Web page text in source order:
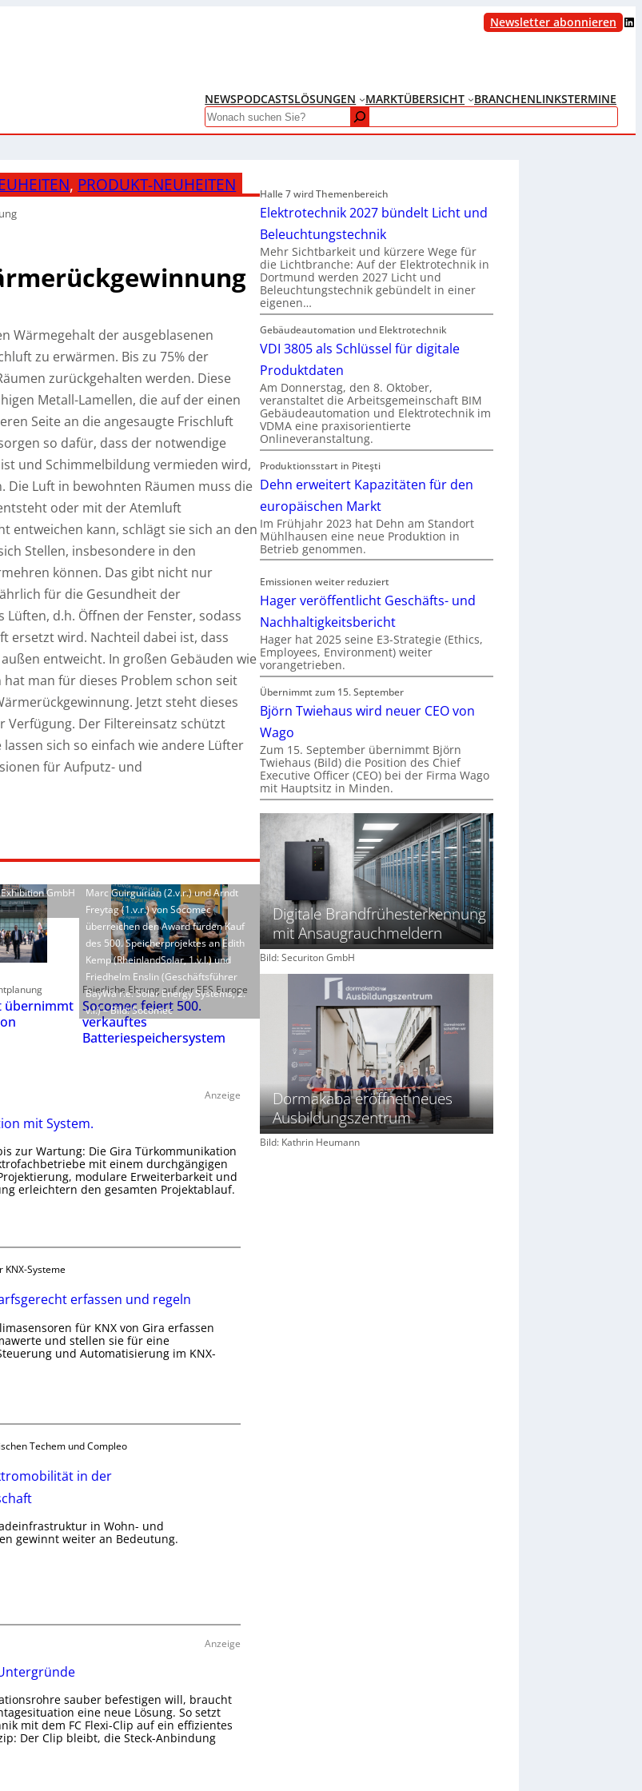
Newsletter abonnieren LinkedIn
NEWSPODCASTSLÖSUNGEN MARKTÜBERSICHT BRANCHENLINKSTERMINE
Search
, PRODUKT-NEUHEITEN
Wärmegehalt der ausgeblasenen
zu erwärmen. Bis zu 75% der
zurückgehalten werden. Diese
Metall-Lamellen, die auf der einen
Seite an die angesaugte Frischluft
so dafür, dass der notwendige
und Schimmelbildung vermieden wird,
Die Luft in bewohnten Räumen muss die
oder mit der Atemluft
entweichen kann, schlägt sie sich an den
Stellen, insbesondere in den
können. Das gibt nicht nur
für die Gesundheit der
d.h. Öffnen der Fenster, sodass
ersetzt wird. Nachteil dabei ist, dass
entweicht. In großen Gebäuden wie
man für dieses Problem schon seit
Jetzt steht dieses
Der Filtereinsatz schützt
sich so einfach wie andere Lüfter
für Aufputz- und
GmbH
übernimmt
Marc Guirguirian (2.v.r.) und Arndt
Freytag (1.v.r.) von Socomec
überreichen den Award fürden Kauf
des 500. Speicherprojektes an Edith
Kemp (RheinlandSolar, 1.v.l.) und
Friedhelm Enslin (Geschäftsführer
BayWa r.e. Solar Energy Systems, 2.
v.l.) – Bild: Socomec
Feierliche Ehrung auf der EES Europe
Socomec feiert 500.
verkauftes
Batteriespeichersystem
Anzeige
mit System.
zur Wartung: Die Gira Türkommunikation
mit einem durchgängigen
modulare Erweiterbarkeit und
erleichtern den gesamten Projektablauf.
KNX-Systeme
erfassen und regeln
für KNX von Gira erfassen
und stellen sie für eine
und Automatisierung im KNX-
Techem und Compleo
in der
in Wohn- und
gewinnt weiter an Bedeutung.
Anzeige
sauber befestigen will, braucht
eine neue Lösung. So setzt
mit dem FC Flexi-Clip auf ein effizientes
Der Clip bleibt, die Steck-Anbindung
Halle 7 wird Themenbereich
Elektrotechnik 2027 bündelt Licht und
Beleuchtungstechnik
Mehr Sichtbarkeit und kürzere Wege für
die Lichtbranche: Auf der Elektrotechnik in
Dortmund werden 2027 Licht und
Beleuchtungstechnik gebündelt in einer
eigenen…
Gebäudeautomation und Elektrotechnik
VDI 3805 als Schlüssel für digitale
Produktdaten
Am Donnerstag, den 8. Oktober,
veranstaltet die Arbeitsgemeinschaft BIM
Gebäudeautomation und Elektrotechnik im
VDMA eine praxisorientierte
Onlineveranstaltung.
Produktionsstart in Piteşti
Dehn erweitert Kapazitäten für den
europäischen Markt
Im Frühjahr 2023 hat Dehn am Standort
Mühlhausen eine neue Produktion in
Betrieb genommen.
Emissionen weiter reduziert
Hager veröffentlicht Geschäfts- und
Nachhaltigkeitsbericht
Hager hat 2025 seine E3-Strategie (Ethics,
Employees, Environment) weiter
vorangetrieben.
Übernimmt zum 15. September
Björn Twiehaus wird neuer CEO von
Wago
Zum 15. September übernimmt Björn
Twiehaus (Bild) die Position des Chief
Executive Officer (CEO) bei der Firma Wago
mit Hauptsitz in Minden.
Digitale Brandfrühesterkennung
mit Ansaugrauchmeldern
Bild: Securiton GmbH
Dormakaba eröffnet neues
Ausbildungszentrum
Bild: Kathrin Heumann